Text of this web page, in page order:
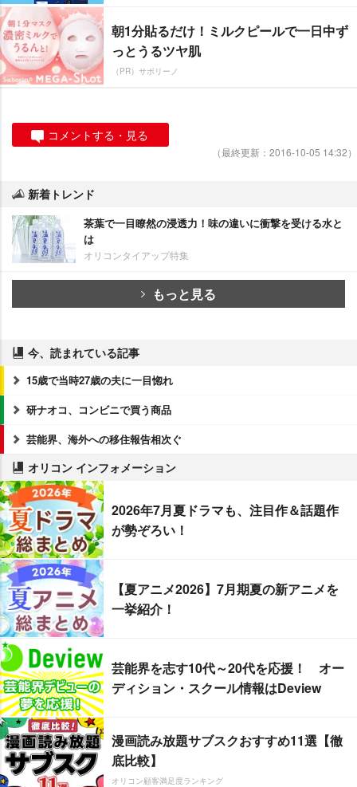
朝1分貼るだけ！ミルクピールで一日中ず
っとうるツヤ肌
（PR）サボリーノ
コメントする・見る
（最終更新：2016-10-05 14:32）
新着トレンド
茶葉で一目瞭然の浸透力！味の違いに衝撃を受ける水と
は
オリコンタイアップ特集
もっと見る
今、読まれている記事
15歳で当時27歳の夫に一目惚れ
研ナオコ、コンビニで買う商品
芸能界、海外への移住報告相次ぐ
オリコン インフォメーション
2026年7月夏ドラマも、注目作＆話題作
が勢ぞろい！
【夏アニメ2026】7月期夏の新アニメを
一挙紹介！
芸能界を志す10代～20代を応援！ オー
ディション・スクール情報はDeview
漫画読み放題サブスクおすすめ11選【徹
底比較】
オリコン顧客満足度ランキング